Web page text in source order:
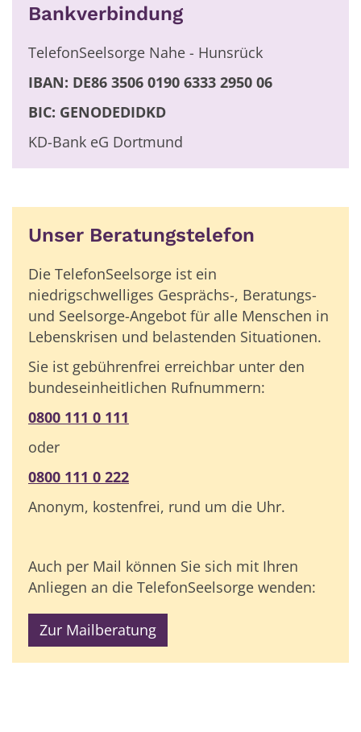
Bankverbindung
TelefonSeelsorge Nahe - Hunsrück
IBAN: DE86 3506 0190 6333 2950 06
BIC: GENODEDIDKD
KD-Bank eG Dortmund
Unser Beratungstelefon
Die TelefonSeelsorge ist ein
niedrigschwelliges Gesprächs-, Beratungs-
und Seelsorge-Angebot für alle Menschen in
Lebenskrisen und belastenden Situationen.
Sie ist gebührenfrei erreichbar unter den
bundeseinheitlichen Rufnummern:
0800 111 0 111
oder
0800 111 0 222
Anonym, kostenfrei, rund um die Uhr.
Auch per Mail können Sie sich mit Ihren
Anliegen an die TelefonSeelsorge wenden:
Zur Mailberatung